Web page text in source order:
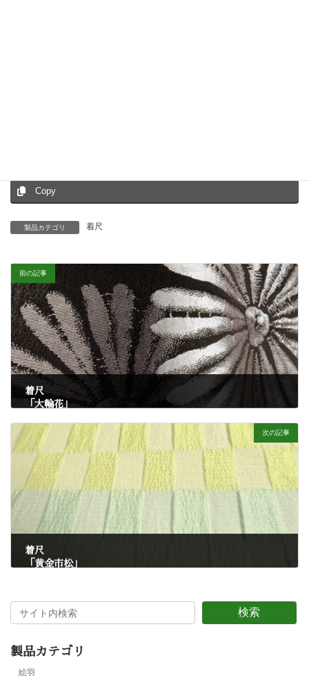
Copy
製品カテゴリ 着尺
前の記事
着尺
「大輪花」
7月 4, 2025
次の記事
着尺
「黄金市松」
検索
製品カテゴリ
絵羽